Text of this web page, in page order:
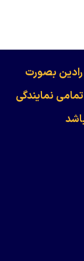
بصورت
نمایندگی